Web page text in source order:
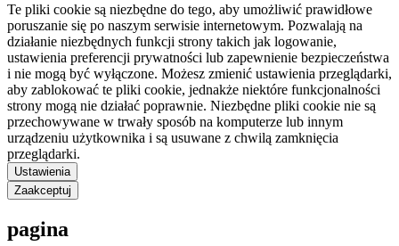
Te pliki cookie są niezbędne do tego, aby umożliwić prawidłowe
poruszanie się po naszym serwisie internetowym. Pozwalają na
działanie niezbędnych funkcji strony takich jak logowanie,
ustawienia preferencji prywatności lub zapewnienie bezpieczeństwa
i nie mogą być wyłączone. Możesz zmienić ustawienia przeglądarki,
aby zablokować te pliki cookie, jednakże niektóre funkcjonalności
strony mogą nie działać poprawnie. Niezbędne pliki cookie nie są
przechowywane w trwały sposób na komputerze lub innym
urządzeniu użytkownika i są usuwane z chwilą zamknięcia
przeglądarki.
Ustawienia
Zaakceptuj
pagina